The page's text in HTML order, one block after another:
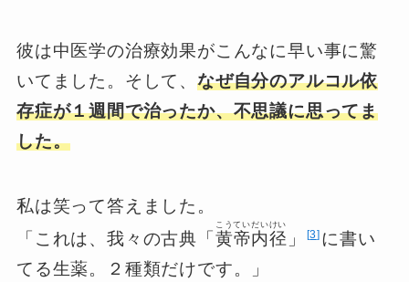
彼は中医学の治療効果がこんなに早い事に驚
いてました。そして、 なぜ自分のアルコル依
存症が１週間で治ったか、不思議に思ってま
した。
私は笑って答えました。
「これは、我々の古典「黄帝内径
こうていだいけい
」 3 に書い
てる生薬。２種類だけです。」